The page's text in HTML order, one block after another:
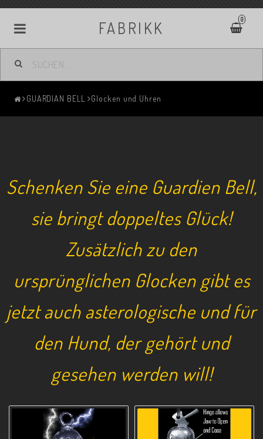
FABRIKK 0
GUARDIAN BELL Glocken und Uhren
Schenken Sie eine Guardien Bell,
sie bringt doppeltes Glück!
Zusätzlich zu den
ursprünglichen Glocken gibt es
jetzt auch asterologische und für
den Hund, der gehört und
gesehen werden will!